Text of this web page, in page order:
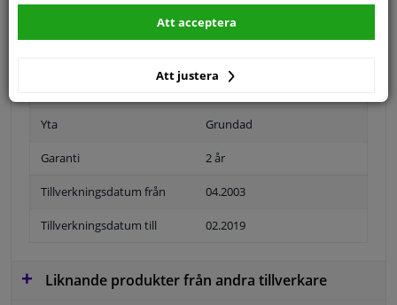
Specifikationer
Yta Grundad
Garanti 2 år
Tillverkningsdatum från 04.2003
Tillverkningsdatum till 02.2019
Liknande produkter från andra tillverkare
Att justera
Att acceptera